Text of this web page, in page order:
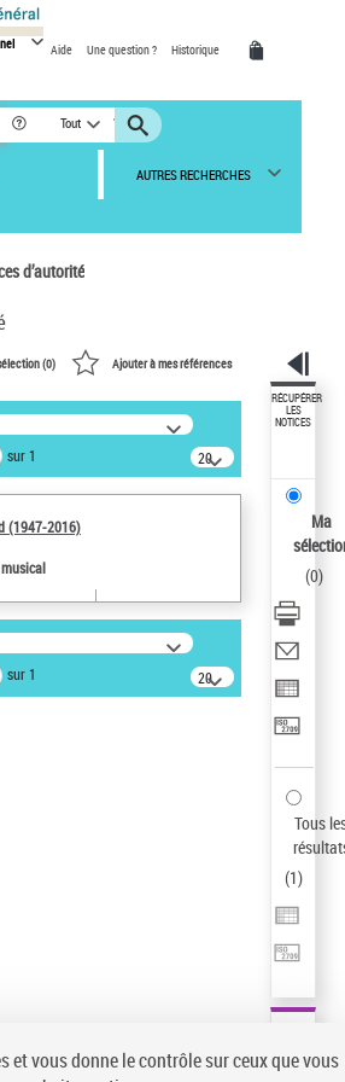
Aide Une question ? Historique
Tout
AUTRES RECHERCHES
d’autorité
dans les
:
2016)
recherche
(0) Ajouter à mes références
sur 1
20
résultats/page
(1947-2016)
sur 1
20
résultats/page
RÉCUPÉRER
LES
NOTICES
Ma
(0)
Tous
(1)
et vous donne le contrôle sur ceux que vous